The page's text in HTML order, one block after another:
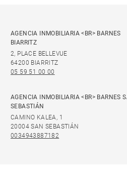
AGENCIA INMOBILIARIA <BR> BARNES
BIARRITZ
2, PLACE BELLEVUE
64200 BIARRITZ
05 59 51 00 00
AGENCIA INMOBILIARIA <BR> BARNES
SEBASTIÁN
CAMINO KALEA, 1
20004 SAN SEBASTIÁN
0034943887182